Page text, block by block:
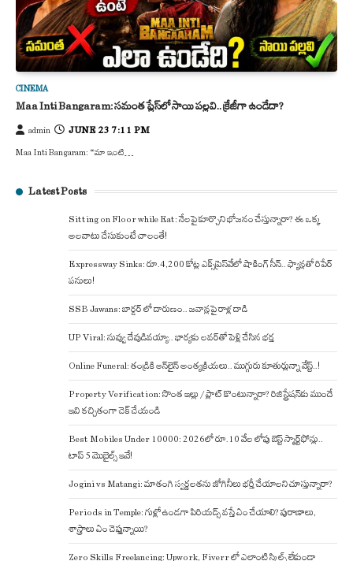
CINEMA
Maa Inti Bangaram: సమంత ప్లేస్‌లో సాయి పల్లవి.. క్రేజీగా ఉండేదా?
admin JUNE 23 7:11 PM
Maa Inti Bangaram: “మా ఇంటి…
Latest Posts
Sitting on Floor while Eat: నేలపై కూర్చొని భోజనం చేస్తున్నారా? ఈ ఒక్క
అలవాటు చేసుకుంటే చాలంతే!
Expressway Sinks: రూ.4,200 కోట్ల ఎక్స్‌ప్రెస్‌వేలో షాకింగ్ సీన్.. ఫ్యాన్లతో రిపేర్
పనులు!
SSB Jawans: బార్డర్ లో దారుణం.. జవాన్లపై రాళ్ల దాడి
UP Viral: నువ్వు దేవుడివయ్యా.. భార్యకు లవర్‌తో పెళ్లి చేసిన భర్త
Online Funeral: తండ్రికి ఆన్‌లైన్ అంత్యక్రియలు.. ముగ్గురు కూతుర్లున్నా వేస్ట్..!
Property Verification: సొంత ఇల్లు / ప్లాట్ కొంటున్నారా? రిజిస్ట్రేషన్‌కు ముందే
ఇవి కచ్చితంగా చెక్ చేయండి
Best Mobiles Under 10000: 2026లో రూ.10 వేల లోపు బెస్ట్ స్మార్ట్‌ఫోన్లు..
టాప్ 5 మొబైల్స్ ఇవే!
Jogini vs Matangi: మాతంగి స్వర్ణలతను జోగినీలు భర్తీ చేయాలని చూస్తున్నారా?
Periods in Temple: గుళ్లో ఉండగా పిరియడ్స్ వస్తే ఏం చేయాలి? పురాణాలు,
శాస్త్రాలు ఏం చెప్తున్నాయి?
Zero Skills Freelancing: Upwork, Fiverr లో ఎలాంటి స్కిల్స్ లేకుండా